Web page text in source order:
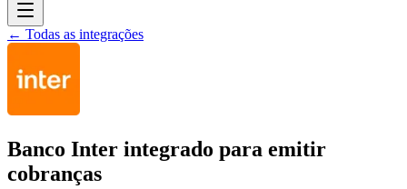
← Todas as integrações
Banco Inter integrado para emitir
cobranças